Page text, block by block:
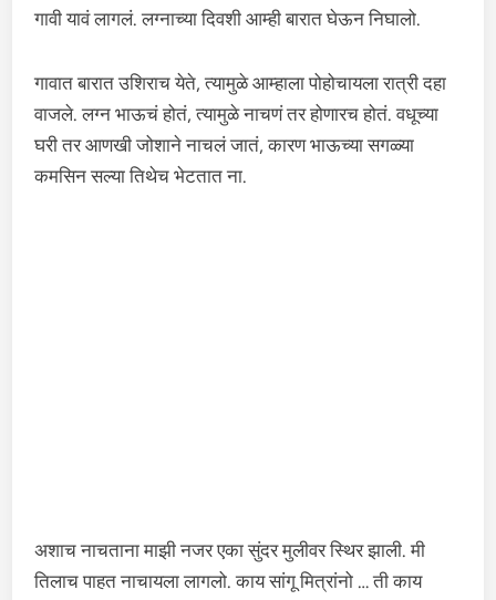
गावी यावं लागलं. लग्नाच्या दिवशी आम्ही बारात घेऊन निघालो.
गावात बारात उशिराच येते, त्यामुळे आम्हाला पोहोचायला रात्री दहा
वाजले. लग्न भाऊचं होतं, त्यामुळे नाचणं तर होणारच होतं. वधूच्या
घरी तर आणखी जोशाने नाचलं जातं, कारण भाऊच्या सगळ्या
कमसिन सल्या तिथेच भेटतात ना.
अशाच नाचताना माझी नजर एका सुंदर मुलीवर स्थिर झाली. मी
तिलाच पाहत नाचायला लागलो. काय सांगू मित्रांनो … ती काय